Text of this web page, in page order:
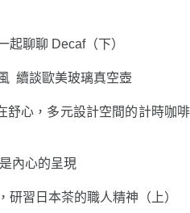
起聊聊 Decaf（下）
續談歐美玻璃真空壺
舒心，多元設計空間的計時咖啡
內心的呈現
研習日本茶的職人精神（上）